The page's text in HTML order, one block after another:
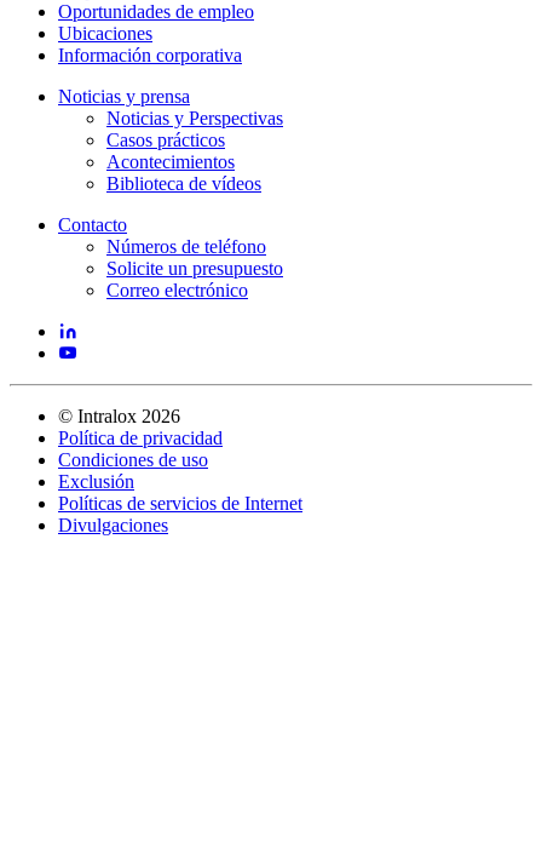
Oportunidades de empleo
Ubicaciones
Información corporativa
Noticias y prensa
Noticias y Perspectivas
Casos prácticos
Acontecimientos
Biblioteca de vídeos
Contacto
Números de teléfono
Solicite un presupuesto
Correo electrónico
© Intralox 2026
Política de privacidad
Condiciones de uso
Exclusión
Políticas de servicios de Internet
Divulgaciones